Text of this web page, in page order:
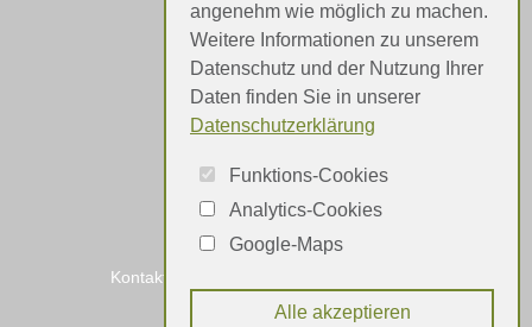
Referenzen
Meinungen
Kontakt
angenehm wie möglich zu machen.
Weitere Informationen zu unserem
Datenschutz und der Nutzung Ihrer
Daten finden Sie in unserer
Datenschutzerklärung
Funktions-Cookies
Analytics-Cookies
Google-Maps
Alle akzeptieren